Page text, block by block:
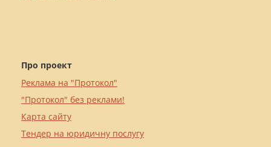
Про проект
Реклама на "Протокол"
"Протокол" без реклами!
Карта сайту
Тендер на юридичну послугу